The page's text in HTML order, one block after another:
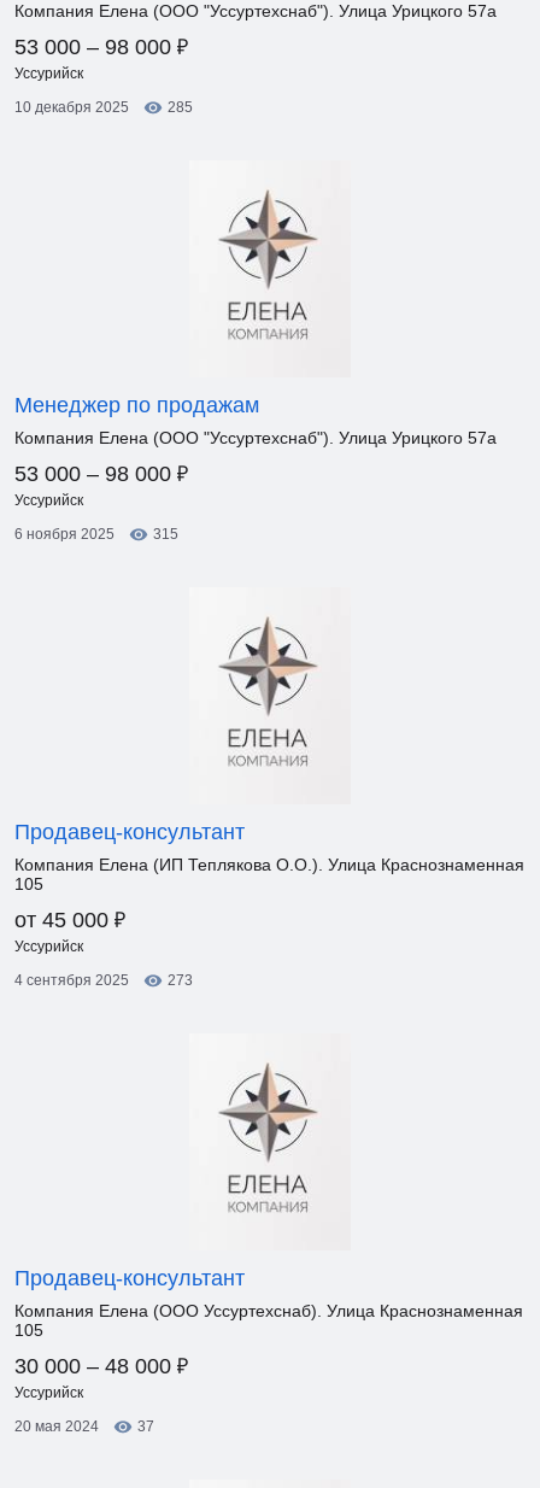
Компания Елена (ООО "Уссуртехснаб"). Улица Урицкого 57а
53 000 – 98 000 ₽
Уссурийск
10 декабря 2025
285
Менеджер по продажам
Компания Елена (ООО "Уссуртехснаб"). Улица Урицкого 57а
53 000 – 98 000 ₽
Уссурийск
6 ноября 2025
315
Продавец-консультант
Компания Елена (ИП Теплякова О.О.). Улица Краснознаменная
105
от 45 000 ₽
Уссурийск
4 сентября 2025
273
Продавец-консультант
Компания Елена (ООО Уссуртехснаб). Улица Краснознаменная
105
30 000 – 48 000 ₽
Уссурийск
20 мая 2024
37